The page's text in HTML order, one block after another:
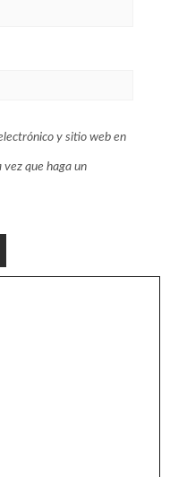
y sitio web en
que haga un